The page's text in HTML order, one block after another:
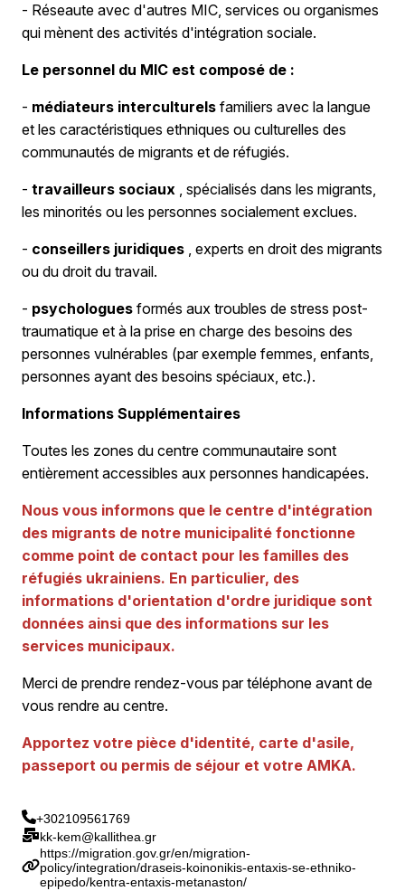
- Réseaute avec d'autres MIC, services ou organismes
qui mènent des activités d'intégration sociale.
Le personnel du MIC est composé de :
- médiateurs interculturels familiers avec la langue
et les caractéristiques ethniques ou culturelles des
communautés de migrants et de réfugiés.
- travailleurs sociaux , spécialisés dans les migrants,
les minorités ou les personnes socialement exclues.
- conseillers juridiques , experts en droit des migrants
ou du droit du travail.
- psychologues formés aux troubles de stress post-
traumatique et à la prise en charge des besoins des
personnes vulnérables (par exemple femmes, enfants,
personnes ayant des besoins spéciaux, etc.).
Informations Supplémentaires
Toutes les zones du centre communautaire sont
entièrement accessibles aux personnes handicapées.
Nous vous informons que le centre d'intégration
des migrants de notre municipalité fonctionne
comme point de contact pour les familles des
réfugiés ukrainiens. En particulier, des
informations d'orientation d'ordre juridique sont
données ainsi que des informations sur les
services municipaux.
Merci de prendre rendez-vous par téléphone avant de
vous rendre au centre.
Apportez votre pièce d'identité, carte d'asile,
passeport ou permis de séjour et votre AMKA.
+302109561769
kk-kem@kallithea.gr
https://migration.gov.gr/en/migration-
policy/integration/draseis-koinonikis-entaxis-se-ethniko-
epipedo/kentra-entaxis-metanaston/